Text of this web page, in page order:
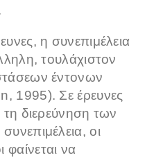
η συνεπιμέλεια
τουλάχιστον
έντονων
1995). Σε έρευνες
τη διερεύνηση των
οι
να